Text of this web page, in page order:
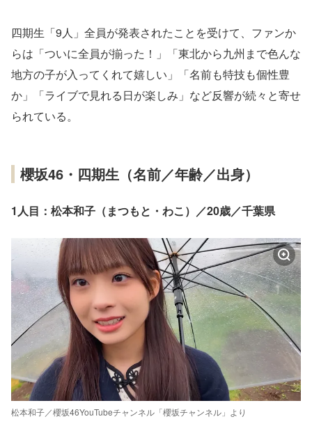
四期生「9人」全員が発表されたことを受けて、ファンか
らは「ついに全員が揃った！」「東北から九州まで色んな
地方の子が入ってくれて嬉しい」「名前も特技も個性豊
か」「ライブで見れる日が楽しみ」など反響が続々と寄せ
られている。
櫻坂46・四期生（名前／年齢／出身）
1人目：松本和子（まつもと・わこ）／20歳／千葉県
松本和子／櫻坂46YouTubeチャンネル「櫻坂チャンネル」より